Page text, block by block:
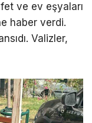
ve ev eşyaları
haber verdi.
Valizler,